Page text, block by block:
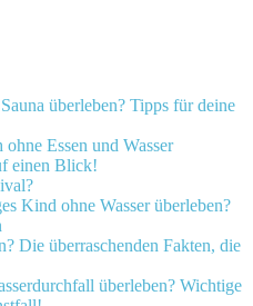
überleben? Tipps für deine
Essen und Wasser
einen Blick!
Kind ohne Wasser überleben?
Die überraschenden Fakten, die
überleben? Wichtige